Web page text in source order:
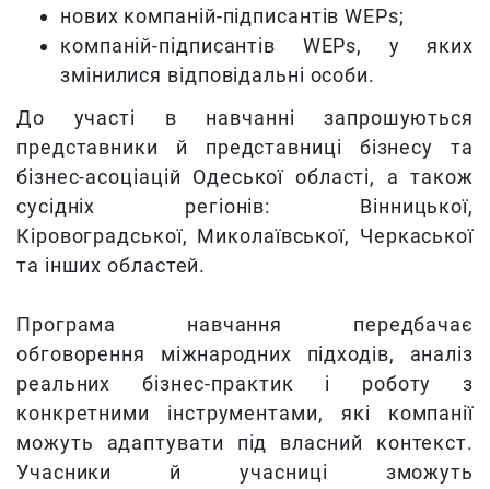
нових компаній-підписантів WEPs;
компаній-підписантів WEPs, у яких
змінилися відповідальні особи.
До участі в навчанні запрошуються
представники й представниці бізнесу та
бізнес-асоціацій Одеської області, а також
сусідніх регіонів: Вінницької,
Кіровоградської, Миколаївської, Черкаської
та інших областей.
Програма навчання передбачає
обговорення міжнародних підходів, аналіз
реальних бізнес-практик і роботу з
конкретними інструментами, які компанії
можуть адаптувати під власний контекст.
Учасники й учасниці зможуть